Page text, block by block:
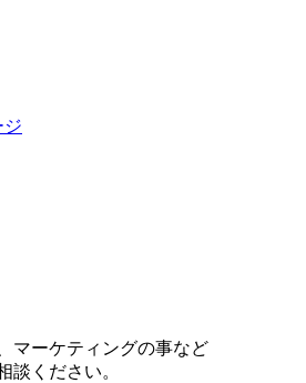
ジ
マーケティングの事など
談ください。